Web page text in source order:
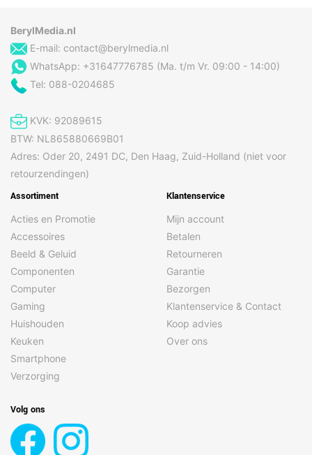
BerylMedia.nl
E-mail: contact@berylmedia.nl
WhatsApp: +31647776785 (Ma. t/m Vr. 09:00 - 14:00)
Tel: 088-0204685
KVK: 92089615
BTW: NL865880669B01
Adres: Oder 20, 2491 DC, Den Haag, Zuid-Holland (niet voor
retourzendingen)
Assortiment
Acties en Promotie
Accessoires
Beeld & Geluid
Componenten
Computer
Gaming
Huishouden
Keuken
Smartphone
Verzorging
Klantenservice
Mijn account
Betalen
Retourneren
Garantie
Bezorgen
Klantenservice & Contact
Koop advies
Over ons
Volg ons